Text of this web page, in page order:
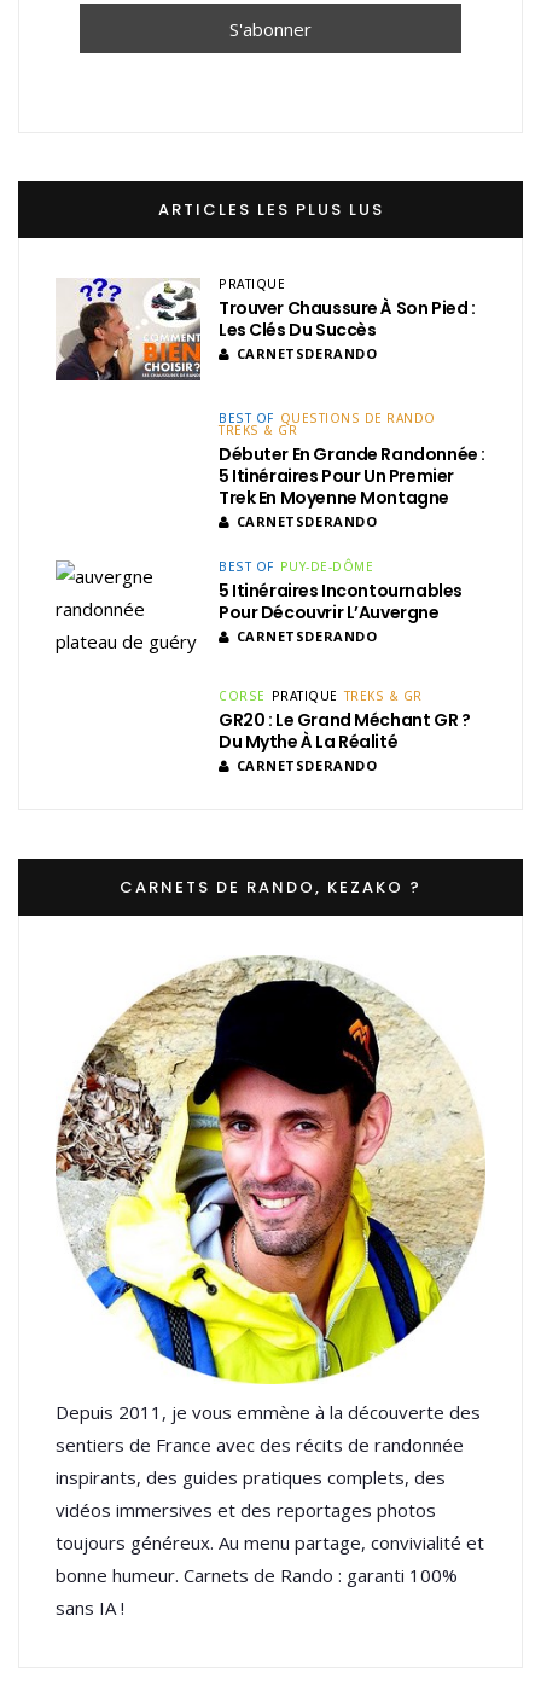
ARTICLES LES PLUS LUS
PRATIQUE
Trouver Chaussure À Son Pied :
Les Clés Du Succès
CARNETSDERANDO
BEST OF QUESTIONS DE RANDO
TREKS & GR
Débuter En Grande Randonnée :
5 Itinéraires Pour Un Premier
Trek En Moyenne Montagne
CARNETSDERANDO
BEST OF PUY-DE-DÔME
5 Itinéraires Incontournables
Pour Découvrir L’Auvergne
CARNETSDERANDO
CORSE PRATIQUE TREKS & GR
GR20 : Le Grand Méchant GR ?
Du Mythe À La Réalité
CARNETSDERANDO
CARNETS DE RANDO, KEZAKO ?
Depuis 2011, je vous emmène à la découverte des
sentiers de France avec des récits de randonnée
inspirants, des guides pratiques complets, des
vidéos immersives et des reportages photos
toujours généreux. Au menu partage, convivialité et
bonne humeur. Carnets de Rando : garanti 100%
sans IA !